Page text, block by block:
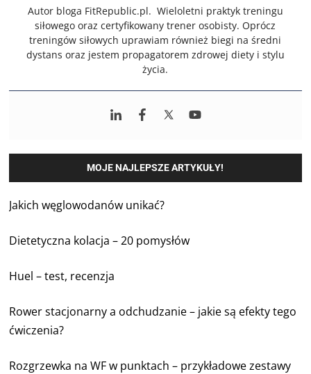
Autor bloga FitRepublic.pl. Wieloletni praktyk treningu
siłowego oraz certyfikowany trener osobisty. Oprócz
treningów siłowych uprawiam również biegi na średni
dystans oraz jestem propagatorem zdrowej diety i stylu
życia.
MOJE NAJLEPSZE ARTYKUŁY!
Jakich węglowodanów unikać?
Dietetyczna kolacja – 20 pomysłów
Huel – test, recenzja
Rower stacjonarny a odchudzanie – jakie są efekty tego
ćwiczenia?
Rozgrzewka na WF w punktach – przykładowe zestawy